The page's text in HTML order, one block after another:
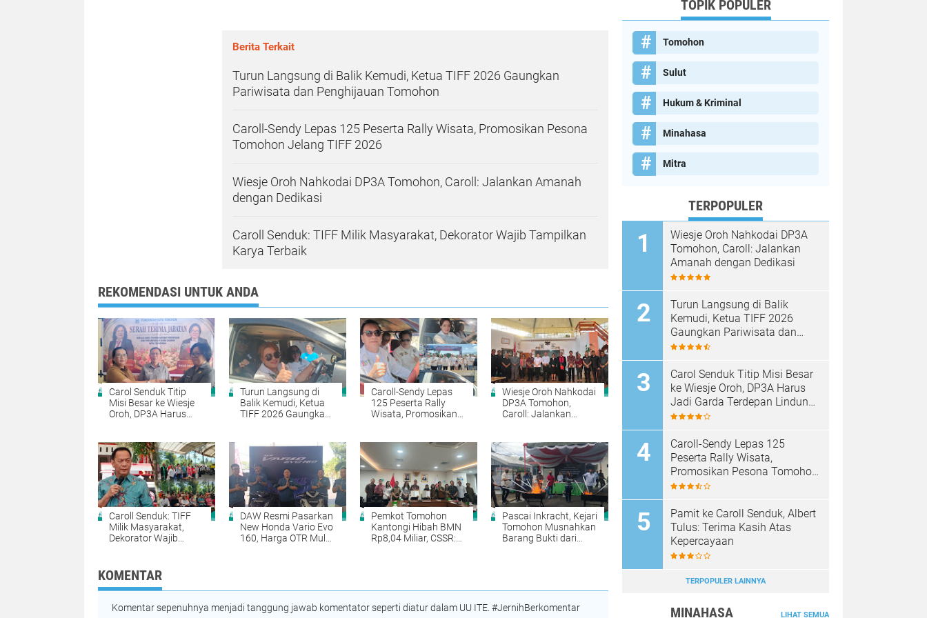
Berita Terkait
Turun Langsung di Balik Kemudi, Ketua TIFF 2026 Gaungkan
Pariwisata dan Penghijauan Tomohon
Caroll-Sendy Lepas 125 Peserta Rally Wisata, Promosikan Pesona
Tomohon Jelang TIFF 2026
Wiesje Oroh Nahkodai DP3A Tomohon, Caroll: Jalankan Amanah
dengan Dedikasi
Caroll Senduk: TIFF Milik Masyarakat, Dekorator Wajib Tampilkan
Karya Terbaik
REKOMENDASI UNTUK ANDA
Carol Senduk Titip
Misi Besar ke Wiesje
Oroh, DP3A Harus
dan Anak
Turun Langsung di
Balik Kemudi, Ketua
TIFF 2026 Gaungkan
Tomohon
Caroll-Sendy Lepas
125 Peserta Rally
Wisata, Promosikan
Wiesje Oroh Nahkodai
DP3A Tomohon,
Caroll: Jalankan
Caroll Senduk: TIFF
Milik Masyarakat,
Dekorator Wajib
DAW Resmi Pasarkan
New Honda Vario Evo
160, Harga OTR Mulai
Pemkot Tomohon
Kantongi Hibah BMN
Rp8,04 Miliar, CSSR:
Pascai Inkracht, Kejari
Tomohon Musnahkan
Barang Bukti dari
KOMENTAR
Komentar sepenuhnya menjadi tanggung jawab komentator seperti diatur dalam UU ITE. #JernihBerkomentar
TOPIK POPULER
Tomohon
Sulut
Hukum & Kriminal
Minahasa
Mitra
TERPOPULER
Wiesje Oroh Nahkodai DP3A
Tomohon, Caroll: Jalankan
Amanah dengan Dedikasi
Turun Langsung di Balik
Kemudi, Ketua TIFF 2026
Gaungkan Pariwisata dan
Penghijauan Tomohon
Carol Senduk Titip Misi Besar
ke Wiesje Oroh, DP3A Harus
Jadi Garda Terdepan Lindungi
Perempuan dan Anak
Caroll-Sendy Lepas 125
Peserta Rally Wisata,
Promosikan Pesona Tomohon
Jelang TIFF 2026
Pamit ke Caroll Senduk, Albert
Tulus: Terima Kasih Atas
Kepercayaan
TERPOPULER LAINNYA
MINAHASA LIHAT SEMUA